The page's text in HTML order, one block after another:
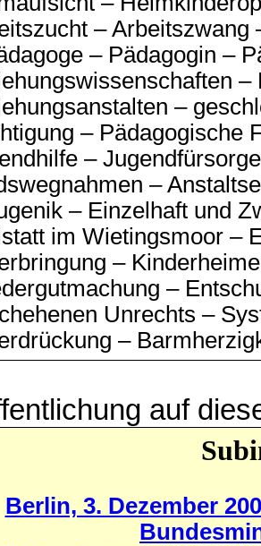
– Arbeitszwang
– Pädagogin –
–
–
– Pädagogische
–
–
– Einzelhaft und
im Wietingsmoor –
–
–
Unrechts –
–
auf
Berlin, 3. Dezember